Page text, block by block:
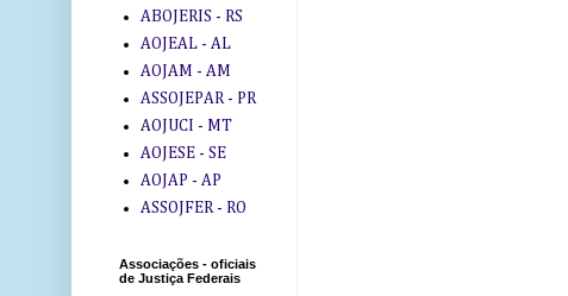
ABOJERIS - RS
AOJEAL - AL
AOJAM - AM
ASSOJEPAR - PR
AOJUCI - MT
AOJESE - SE
AOJAP - AP
ASSOJFER - RO
Associações - oficiais
de Justiça Federais